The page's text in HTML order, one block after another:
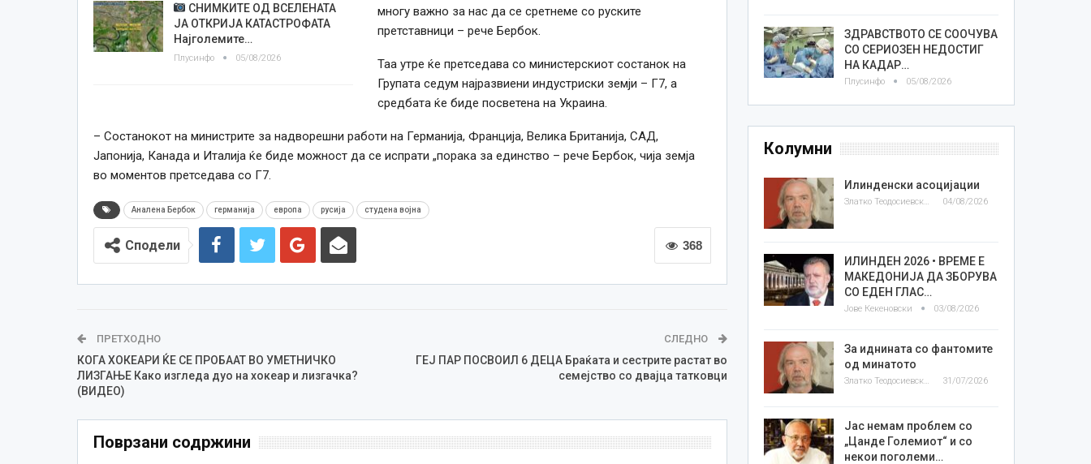
СНИМКИТЕ ОД ВСЕЛЕНАТА
ЈА ОТКРИЈА КАТАСТРОФАТА
Најголемите…
Плусинфо 05/08/2026
многу важно за нас да се сретнеме со руските
претставници – рече Бербок.
Таа утре ќе претседава со министерскиот состанок на
Групата седум најразвиени индустриски земји – Г7, а
средбата ќе биде посветена на Украина.
– Состанокот на министрите за надворешни работи на Германија, Франција, Велика Британија, САД,
Јапонија, Канада и Италија ќе биде можност да се испрати „порака за единство – рече Бербок, чија земја
во моментов претседава со Г7.
Аналена Бербок германија европа русија студена војна
368
Сподели
ПРЕТХОДНО
КОГА ХОКЕАРИ ЌЕ СЕ ПРОБААТ ВО УМЕТНИЧКО
ЛИЗГАЊЕ Како изгледа дуо на хокеар и лизгачка?
(ВИДЕО)
СЛЕДНО
ГЕЈ ПАР ПОСВОИЛ 6 ДЕЦА Браќата и сестрите растат во
семејство со двајца татковци
Поврзани содржини
ЗДРАВСТВОТО СЕ СООЧУВА
СО СЕРИОЗЕН НЕДОСТИГ
НА КАДАР…
Плусинфо 05/08/2026
Колумни
Илинденски асоцијации
Златко Теодосиевски 04/08/2026
ИЛИНДЕН 2026 • ВРЕМЕ Е
МАКЕДОНИЈА ДА ЗБОРУВА
СО ЕДЕН ГЛАС…
Јове Кекеновски 03/08/2026
За иднината со фантомите
од минатото
Златко Теодосиевски 31/07/2026
Јас немам проблем со
„Цанде Големиот“ и со
некои поголеми…